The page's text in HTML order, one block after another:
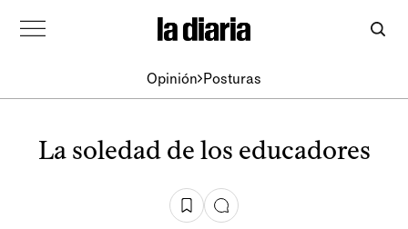
Opinión Posturas
La soledad de los educadores